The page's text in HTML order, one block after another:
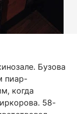
Бузова
пиар-
когда
58-